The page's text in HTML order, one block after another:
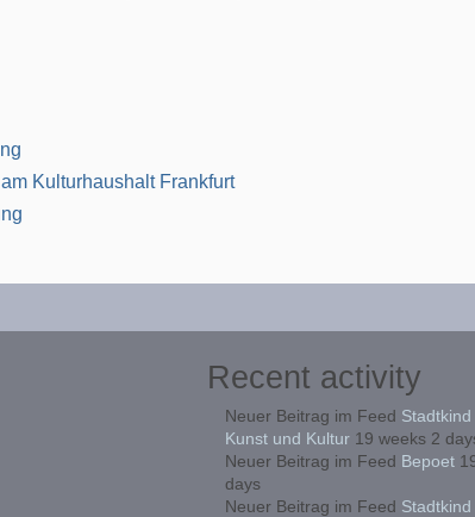
Kulturhaushalt Frankfurt
Recent activity
Neuer Beitrag im Feed
Kunst und Kultur19 weeks 2
Neuer Beitrag im Feed Bepoet
days
Neuer Beitrag im Feed